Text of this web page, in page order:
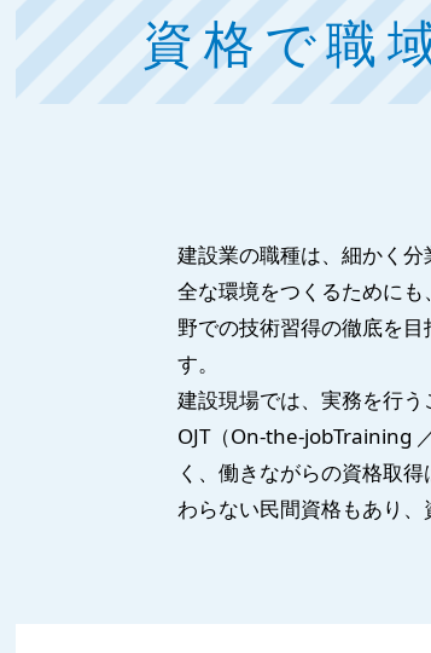
資格で職
建設業の職種は、細かく
全な環境をつくるために
野での技術習得の徹底を
す。
建設現場では、実務を行
OJT（On-the-jobTraining
く、働きながらの資格取
わらない民間資格もあり、